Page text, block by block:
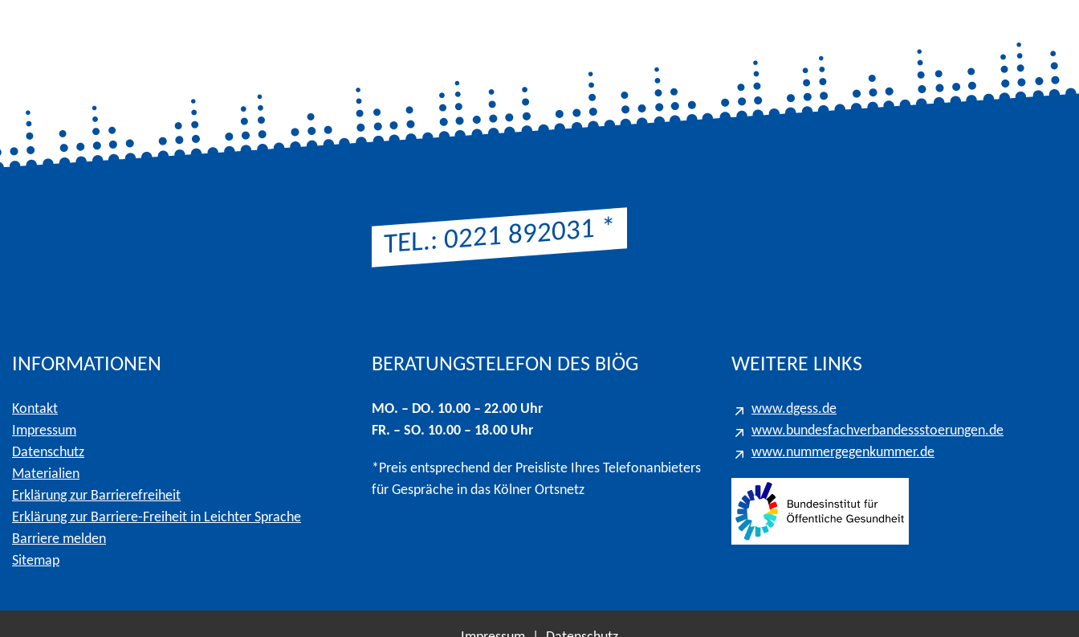
INFORMATIONEN
Kontakt
Impressum
Datenschutz
Materialien
Erklärung zur Barrierefreiheit
Erklärung zur Barriere-Freiheit in Leichter Sprache
Barriere melden
Sitemap
TEL.: 0221 892031*
BERATUNGSTELEFON DES BIÖG
MO. – DO. 10.00 – 22.00 Uhr
FR. – SO. 10.00 – 18.00 Uhr
*Preis entsprechend der Preisliste Ihres Telefonanbieters
für Gespräche in das Kölner Ortsnetz
WEITERE LINKS
www.dgess.de
www.bundesfachverbandessstoerungen.de
www.nummergegenkummer.de